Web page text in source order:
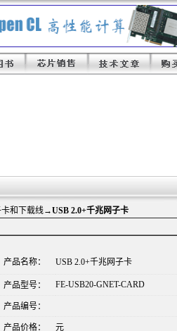
和下载线→USB 2.0+千兆网子卡
产品名称： USB 2.0+千兆网子卡
产品型号： FE-USB20-GNET-CARD
产品编号：
产品价格： 元